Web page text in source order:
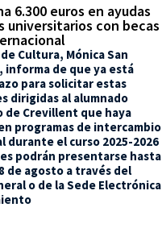
6.300 euros en ayudas
universitarios con becas
Cultura, Mónica San
informa de que ya está
para solicitar estas
dirigidas al alumnado
Crevillent que haya
programas de intercambio
durante el curso 2025-2026
podrán presentarse hasta
de agosto a través del
o de la Sede Electrónica